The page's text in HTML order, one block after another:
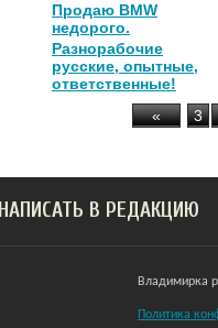
Продаю BMW
недорого.
Разнорабочие
русские, опытные,
ответственные!
«
3
НАПИСАТЬ В РЕДАКЦИЮ
Владимирка
Политика